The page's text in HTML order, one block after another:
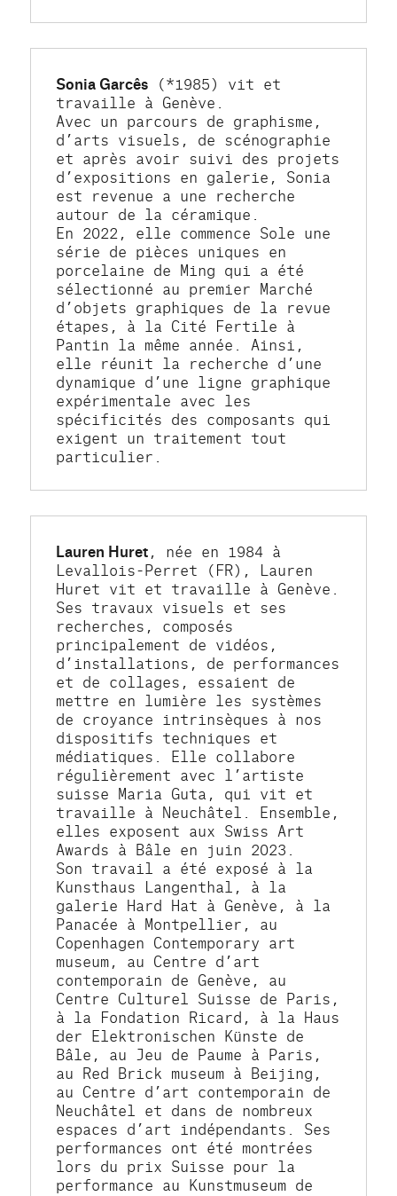
Sonia Garcês (*1985) vit et
travaille à Genève.
Avec un parcours de graphisme,
d’arts visuels, de scénographie
et après avoir suivi des projets
d’expositions en galerie, Sonia
est revenue a une recherche
autour de la céramique.
En 2022, elle commence Sole une
série de pièces uniques en
porcelaine de Ming qui a été
sélectionné au premier Marché
d’objets graphiques de la revue
étapes, à la Cité Fertile à
Pantin la même année. Ainsi,
elle réunit la recherche d’une
dynamique d’une ligne graphique
expérimentale avec les
spécificités des composants qui
exigent un traitement tout
particulier.
Lauren Huret, née en 1984 à
Levallois-Perret (FR), Lauren
Huret vit et travaille à Genève.
Ses travaux visuels et ses
recherches, composés
principalement de vidéos,
d’installations, de performances
et de collages, essaient de
mettre en lumière les systèmes
de croyance intrinsèques à nos
dispositifs techniques et
médiatiques. Elle collabore
régulièrement avec l’artiste
suisse Maria Guta, qui vit et
travaille à Neuchâtel. Ensemble,
elles exposent aux Swiss Art
Awards à Bâle en juin 2023.
Son travail a été exposé à la
Kunsthaus Langenthal, à la
galerie Hard Hat à Genève, à la
Panacée à Montpellier, au
Copenhagen Contemporary art
museum, au Centre d’art
contemporain de Genève, au
Centre Culturel Suisse de Paris,
à la Fondation Ricard, à la Haus
der Elektronischen Künste de
Bâle, au Jeu de Paume à Paris,
au Red Brick museum à Beijing,
au Centre d’art contemporain de
Neuchâtel et dans de nombreux
espaces d’art indépendants. Ses
performances ont été montrées
lors du prix Suisse pour la
performance au Kunstmuseum de